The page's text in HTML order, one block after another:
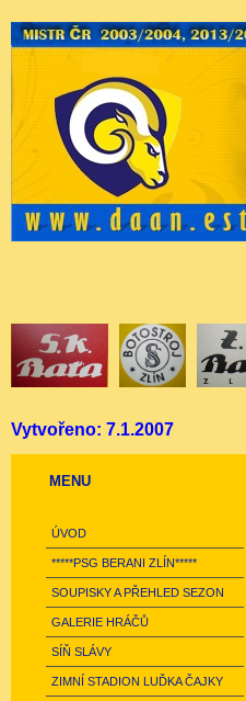
Vytvořeno: 7.1.2007
MENU
ÚVOD
*****PSG BERANI ZLÍN*****
SOUPISKY A PŘEHLED SEZON
GALERIE HRÁČŮ
SÍŇ SLÁVY
ZIMNÍ STADION LUĎKA ČAJKY